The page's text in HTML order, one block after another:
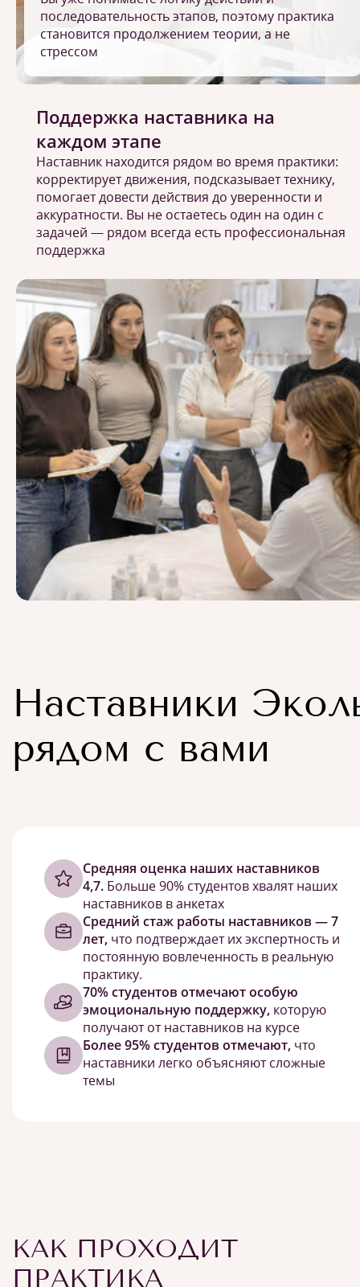
последовательность этапов, поэтому практика
становится продолжением теории, а не
стрессом
Поддержка наставника на
каждом этапе
Наставник находится рядом во время практики:
корректирует движения, подсказывает технику,
помогает довести действия до уверенности и
аккуратности. Вы не остаетесь один на один с
задачей — рядом всегда есть профессиональная
поддержка
Наставники
рядом с вами
Cредняя оценка наших наставников
4,7. Больше 90% студентов хвалят наших
наставников в анкетах
Средний стаж работы наставников — 7
лет, что подтверждает их экспертность и
постоянную вовлеченность в реальную
практику.
70% студентов отмечают особую
эмоциональную поддержку, которую
получают от наставников на курсе
Более 95% студентов отмечают, что
наставники легко объясняют сложные
темы
КАК ПРОХОДИТ
ПРАКТИКА